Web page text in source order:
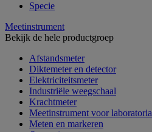
Specie
Meetinstrument
Bekijk de hele productgroep
Afstandsmeter
Diktemeter en detector
Elektriciteitsmeter
Industriële weegschaal
Krachtmeter
Meetinstrument voor laboratoria
Meten en markeren